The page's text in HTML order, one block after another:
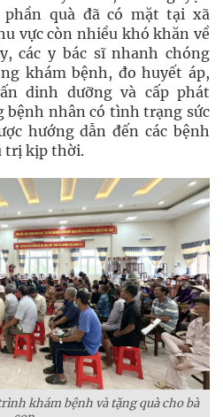
quà đã có mặt tại xã
vực còn nhiều khó khăn về
các y bác sĩ nhanh chóng
khám bệnh, đo huyết áp,
dinh dưỡng và cấp phát
bệnh nhân có tình trạng sức
hướng dẫn đến các bệnh
trị kịp thời.
khám bệnh và tặng quà cho bà